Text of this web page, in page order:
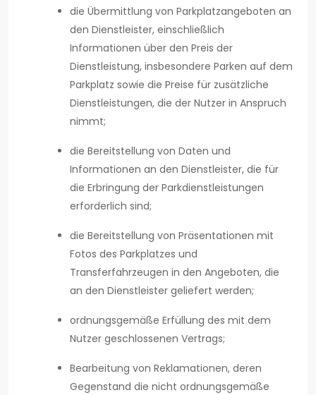
die Übermittlung von Parkplatzangeboten an
den Dienstleister, einschließlich
Informationen über den Preis der
Dienstleistung, insbesondere Parken auf dem
Parkplatz sowie die Preise für zusätzliche
Dienstleistungen, die der Nutzer in Anspruch
nimmt;
die Bereitstellung von Daten und
Informationen an den Dienstleister, die für
die Erbringung der Parkdienstleistungen
erforderlich sind;
die Bereitstellung von Präsentationen mit
Fotos des Parkplatzes und
Transferfahrzeugen in den Angeboten, die
an den Dienstleister geliefert werden;
ordnungsgemäße Erfüllung des mit dem
Nutzer geschlossenen Vertrags;
Bearbeitung von Reklamationen, deren
Gegenstand die nicht ordnungsgemäße